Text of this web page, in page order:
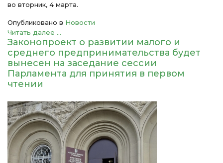
во вторник, 4 марта.
Опубликовано в Новости
Читать далее ...
Законопроект о развитии малого и
среднего предпринимательства будет
вынесен на заседание сессии
Парламента для принятия в первом
чтении